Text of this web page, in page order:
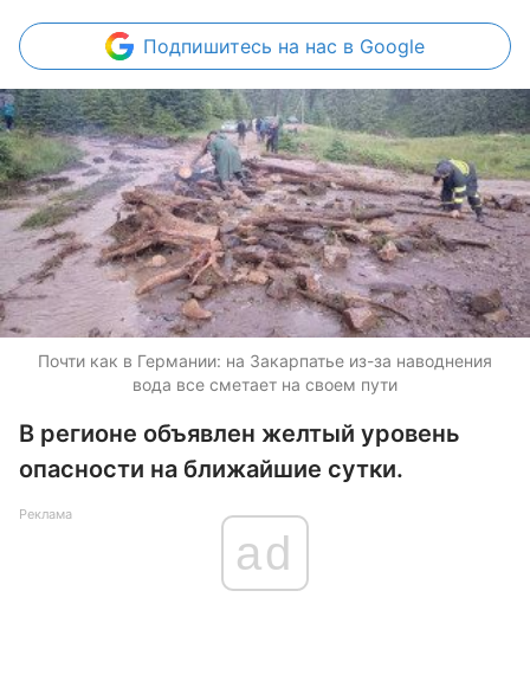
Подпишитесь на нас в Google
Почти как в Германии: на Закарпатье из-за наводнения
вода все сметает на своем пути
В регионе объявлен желтый уровень
опасности на ближайшие сутки.
Реклама
ad